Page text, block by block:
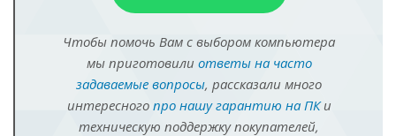
Чтобы помочь Вам с выбором компьютера
мы приготовили ответы на часто
задаваемые вопросы, рассказали много
интересного про нашу гарантию на ПКи
техническую поддержку покупателей,